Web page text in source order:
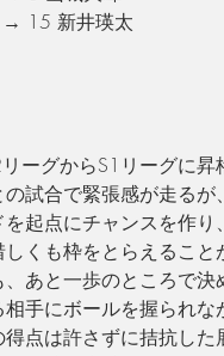
15 新井瑛太
ーグからS1リーグに
試合で緊張感が走るが
起点にチャンスを作り、
くも枠をとらえること
あと一歩のところで
手にボールを握られな
点は許さずに拮抗した